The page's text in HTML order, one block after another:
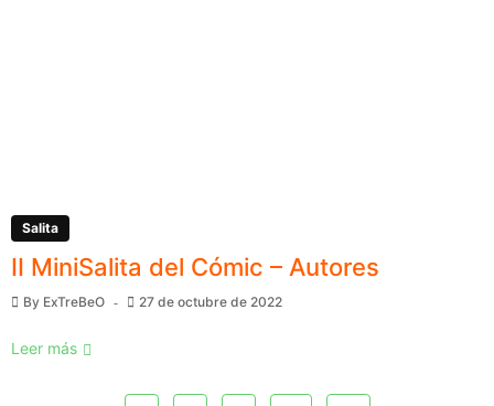
Salita
II MiniSalita del Cómic – Autores
By ExTreBeO 27 de octubre de 2022
Leer más